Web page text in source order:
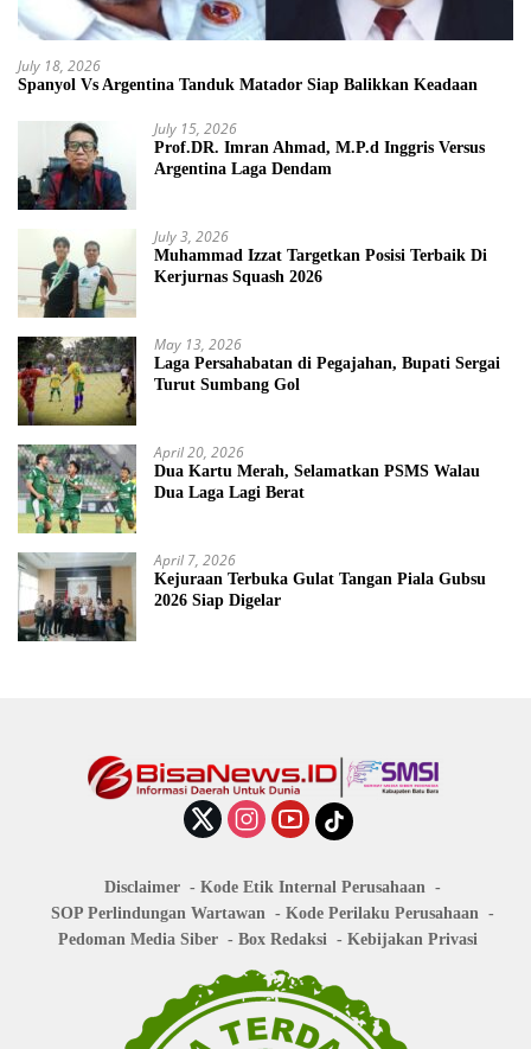
July 18, 2026
Spanyol Vs Argentina Tanduk Matador Siap Balikkan Keadaan
July 15, 2026
Prof.DR. Imran Ahmad, M.P.d Inggris Versus
Argentina Laga Dendam
July 3, 2026
Muhammad Izzat Targetkan Posisi Terbaik Di
Kerjurnas Squash 2026
May 13, 2026
Laga Persahabatan di Pegajahan, Bupati Sergai
Turut Sumbang Gol
April 20, 2026
Dua Kartu Merah, Selamatkan PSMS Walau
Dua Laga Lagi Berat
April 7, 2026
Kejuraan Terbuka Gulat Tangan Piala Gubsu
2026 Siap Digelar
Disclaimer
Kode Etik Internal Perusahaan
SOP Perlindungan Wartawan
Kode Perilaku Perusahaan
Pedoman Media Siber
Box Redaksi Kebijakan Privasi